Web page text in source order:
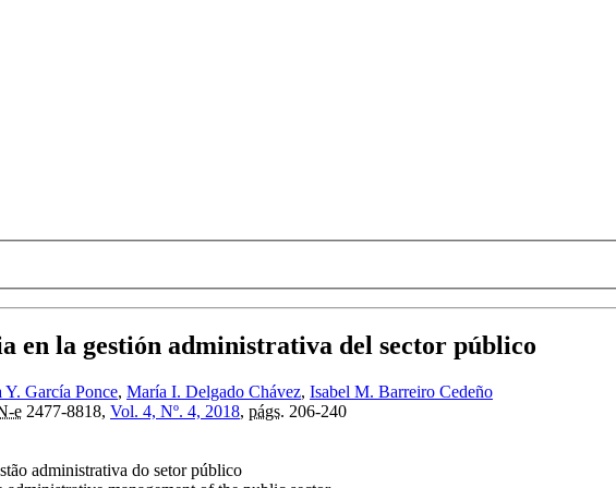
en la gestión administrativa del sector público
Y. García Ponce, María I. Delgado Chávez, Isabel M. Barreiro Cedeño
e 2477-8818, Vol. 4, Nº. 4, 2018, págs. 206-240
administrativa do setor público